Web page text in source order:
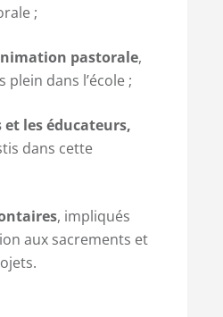
;
pastorale,
dans l’école ;
et les éducateurs,
dans cette
, impliqués
aux sacrements et